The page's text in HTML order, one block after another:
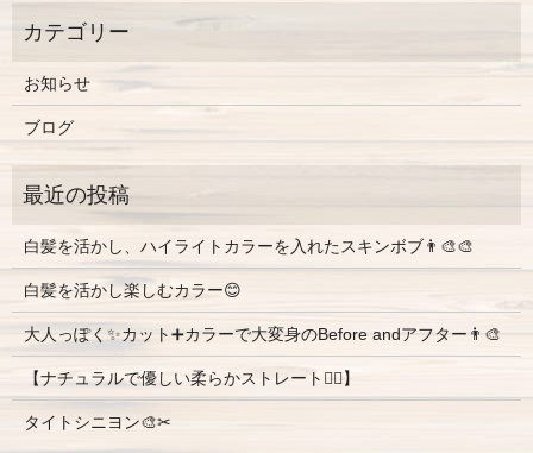
お知らせ
ブログ
白髪を活かし、ハイライトカラーを入れたスキンボブ👨‍🎨🎨
白髪を活かし楽しむカラー😊
大人っぽく✨カット➕カラーで大変身のBefore andアフター👨‍🎨
【ナチュラルで優しい柔らかストレート💇‍♀️】
タイトシニヨン🎨✂︎